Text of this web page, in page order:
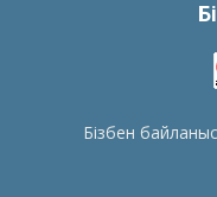
Бізбен